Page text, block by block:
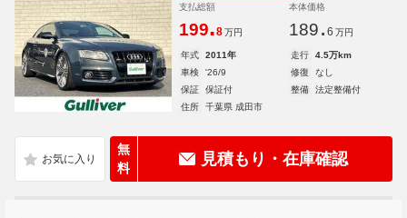
支払総額
199.8 万円
本体価格
189. 6 万円
年式 2011年 走行
4.5万km
車検
'26/9 修復
なし
保証
保証付 整備
法定整備付
住所
千葉県 成田市
無
料
見積もり・在庫確認